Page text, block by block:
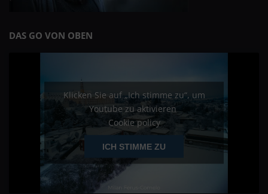
DAS GO VON OBEN
Klicken Sie auf „Ich stimme zu“, um
Youtube zu aktivieren
Cookie policy
ICH STIMME ZU